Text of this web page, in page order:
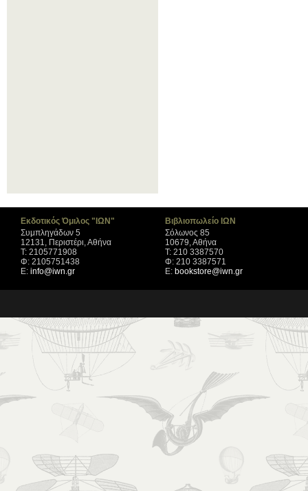
Εκδοτικός Όμιλος "ΙΩΝ"
Συμπληγάδων 5
12131, Περιστέρι, Αθήνα
Τ: 2105771908
Φ: 2105751438
Ε: info@iwn.gr
Βιβλιοπωλείο ΙΩΝ
Σόλωνος 85
10679, Αθήνα
Τ: 210 3387570
Φ: 210 3387571
Ε: bookstore@iwn.gr